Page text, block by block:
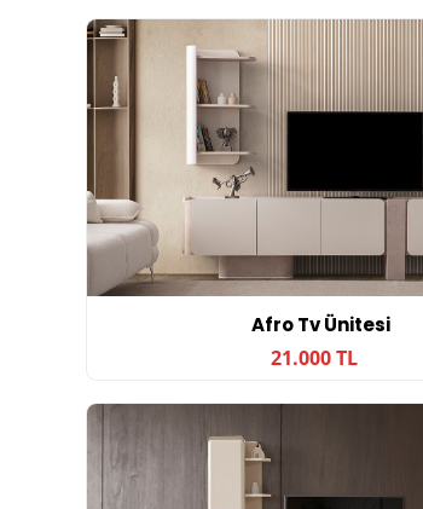
Afro Tv Ünitesi
21.000 TL